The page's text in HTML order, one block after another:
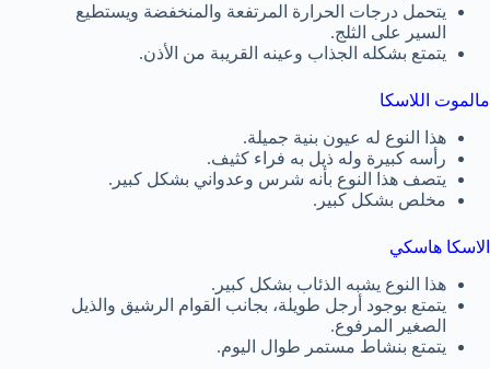
يتحمل درجات الحرارة المرتفعة والمنخفضة ويستطيع
السير على الثلج.
يتمتع بشكله الجذاب وعينه القريبة من الأذن.
مالموت اللاسكا
هذا النوع له عيون بنية جميلة.
رأسه كبيرة وله ذيل به فراء كثيف.
يتصف هذا النوع بأنه شرس وعدواني بشكل كبير.
مخلص بشكل كبير.
الاسكا هاسكي
هذا النوع يشبه الذئاب بشكل كبير.
يتمتع بوجود أرجل طويلة، بجانب القوام الرشيق والذيل
الصغير المرفوع.
يتمتع بنشاط مستمر طوال اليوم.